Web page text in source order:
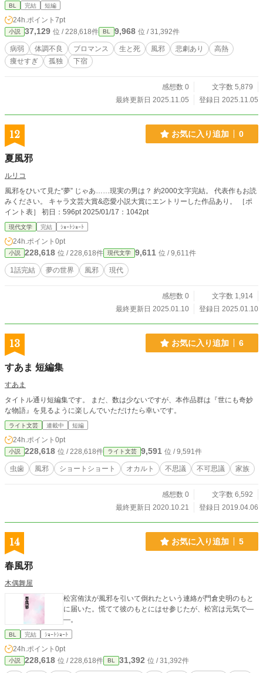
BL 完結 短編
24h.ポイント 7pt
小説 37,129 位 / 228,618件 BL 9,968 位 / 31,392件
病弱 体調不良 ブロマンス 生と死 風邪 悲劇あり
高熱
痩せすぎ
孤独 下宿
感想数 0
文字数 5,879
最終更新日 2025.11.05
登録日 2025.11.05
12 お気に入り追加 0
夏風邪
ルリコ
風邪をひいて見た“夢” じゃあ……現実の男は？ 約2000文字完結。 代表作もお読
みください。 キャラ文芸大賞&恋愛小説大賞にエントリーした作品あり。 ［ポ
イント表］ 初日：596pt 2025/01/17：1042pt
現代文学 完結 ｼｮｰﾄｼｮｰﾄ
24h.ポイント 0pt
小説 228,618 位 / 228,618件 現代文学 9,611 位 / 9,611件
1話完結 夢の世界 風邪 現代
感想数 0
文字数 1,914
最終更新日 2025.01.10
登録日 2025.01.10
13 お気に入り追加 6
すあま 短編集
すあま
タイトル通り短編集です。 まだ、数は少ないですが、本作品群は『世にも奇妙
な物語』を見るように楽しんでいただけたら幸いです。
ライト文芸 連載中 短編
24h.ポイント 0pt
小説 228,618 位 / 228,618件 ライト文芸 9,591 位 / 9,591件
虫歯 風邪 ショートショート オカルト 不思議 不可思議 家族
感想数 0
文字数 6,592
最終更新日 2020.10.21
登録日 2019.04.06
14 お気に入り追加 5
春風邪
木偶舞屋
松宮侑汰が風邪を引いて倒れたという連絡が門倉史明のもと
に届いた。慌てて彼のもとにはせ参じたが、松宮は元気で―
―。
BL 完結 ｼｮｰﾄｼｮｰﾄ
24h.ポイント 0pt
小説 228,618 位 / 228,618件 BL 31,392 位 / 31,392件